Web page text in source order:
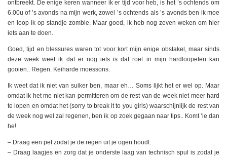
ontbreekt. De enige keren wanneer ik er tijd voor heb, is het ’s ochtends om
6.00u of ’s avonds na mijn werk, zowel ’s ochtends als ’s avonds ben ik moe
en loop ik op standje zombie. Maar goed, ik heb nog zeven weken om hier
iets aan te doen.
Goed, tijd en blessures waren tot voor kort mijn enige obstakel, maar sinds
deze week weet ik dat er nog iets is dat roet in mijn hardloopeten kan
gooien.. Regen. Keiharde moessons.
Ik weet dat ik niet van suiker ben, maar eh… Soms lijkt het er wel op. Maar
omdat ik het me niet kan permitteren om de rest van de week niet meer hard
te lopen en omdat het (sorry to break it to you girls) waarschijnlijk de rest van
de week nog wel zal regenen, ben ik op zoek gegaan naar tips.. Komt ‘ie dan
he!
– Draag een pet zodat je de regen uit je ogen houdt.
– Draag laagjes en zorg dat je onderste laag van technisch spul is zodat je